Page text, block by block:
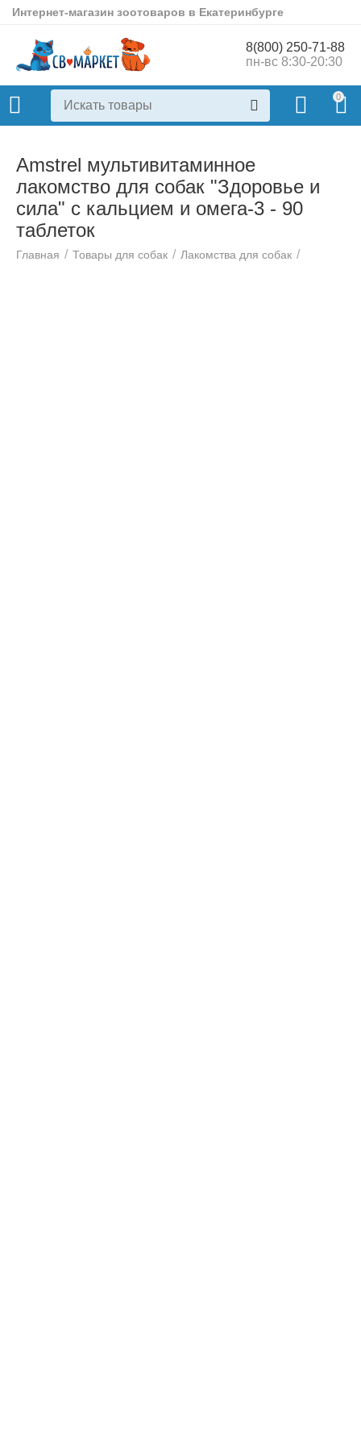
Интернет-магазин зоотоваров в Екатеринбурге
8(800) 250-71-88
пн-вс 8:30-20:30
0
Amstrel мультивитаминное
лакомство для собак "Здоровье и
сила" с кальцием и омега-3 - 90
таблеток
Главная / Товары для собак / Лакомства для собак /